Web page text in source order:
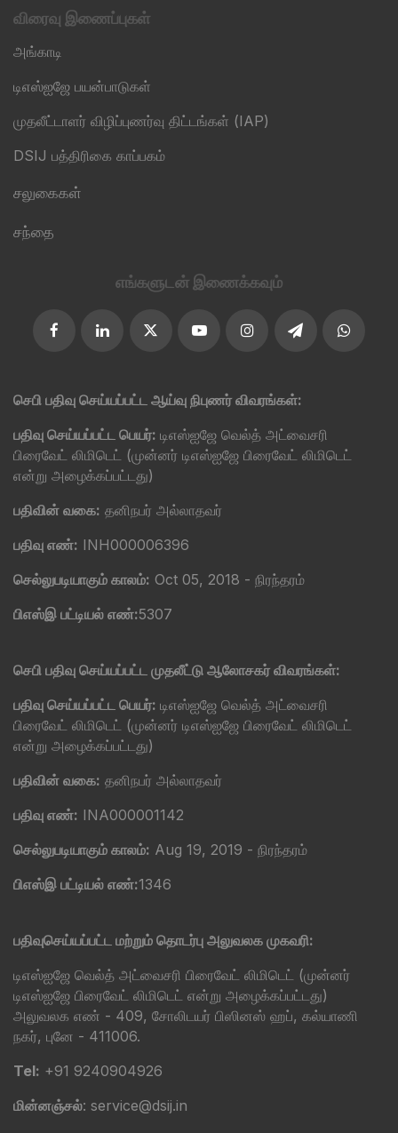
விரைவு இணைப்புகள்
அங்காடி
டிஎஸ்ஐஜே பயன்பாடுகள்
முதலீட்டாளர் விழிப்புணர்வு திட்டங்கள் (IAP)
DSIJ பத்திரிகை காப்பகம்
சலுகைகள்
சந்தை
எங்களுடன் இணைக்கவும்
செபி பதிவு செய்யப்பட்ட ஆய்வு நிபுணர் விவரங்கள்:
பதிவு செய்யப்பட்ட பெயர்: டிஎஸ்ஐஜே வெல்த் அட்வைசரி
பிரைவேட் லிமிடெட் (முன்னர் டிஎஸ்ஐஜே பிரைவேட் லிமிடெட்
என்று அழைக்கப்பட்டது)
பதிவின் வகை: தனிநபர் அல்லாதவர்
பதிவு எண்: INH000006396
செல்லுபடியாகும் காலம்: Oct 05, 2018 - நிரந்தரம்
பிஎஸ்இ பட்டியல் எண்:5307
செபி பதிவு செய்யப்பட்ட முதலீட்டு ஆலோசகர் விவரங்கள்:
பதிவு செய்யப்பட்ட பெயர்: டிஎஸ்ஐஜே வெல்த் அட்வைசரி
பிரைவேட் லிமிடெட் (முன்னர் டிஎஸ்ஐஜே பிரைவேட் லிமிடெட்
என்று அழைக்கப்பட்டது)
பதிவின் வகை: தனிநபர் அல்லாதவர்
பதிவு எண்: INA000001142
செல்லுபடியாகும் காலம்: Aug 19, 2019 - நிரந்தரம்
பிஎஸ்இ பட்டியல் எண்:1346
பதிவுசெய்யப்பட்ட மற்றும் தொடர்பு அலுவலக முகவரி:
டிஎஸ்ஐஜே வெல்த் அட்வைசரி பிரைவேட் லிமிடெட் (முன்னர்
டிஎஸ்ஐஜே பிரைவேட் லிமிடெட் என்று அழைக்கப்பட்டது)
அலுவலக எண் - 409, சோலிடயர் பிஸினஸ் ஹப், கல்யாணி
நகர், புனே - 411006.
Tel: +91 9240904926
மின்னஞ்சல்: service@dsij.in